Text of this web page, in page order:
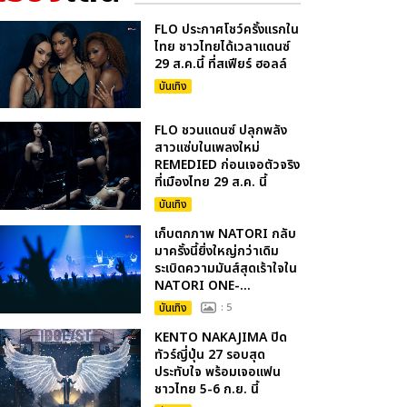
FLO ประกาศโชว์ครั้งแรกใน
ไทย ชาวไทยได้เวลาแดนซ์
29 ส.ค.นี้ ที่สเฟียร์ ฮอลล์
บันเทิง
FLO ชวนแดนซ์ ปลุกพลัง
สาวแซ่บในเพลงใหม่
REMEDIED ก่อนเจอตัวจริง
ที่เมืองไทย 29 ส.ค. นี้
บันเทิง
เก็บตกภาพ NATORI กลับ
มาครั้งนี้ยิ่งใหญ่กว่าเดิม
ระเบิดความมันส์สุดเร้าใจใน
NATORI ONE-...
บันเทิง : 5
KENTO NAKAJIMA ปิด
ทัวร์ญี่ปุ่น 27 รอบสุด
ประทับใจ พร้อมเจอแฟน
ชาวไทย 5-6 ก.ย. นี้